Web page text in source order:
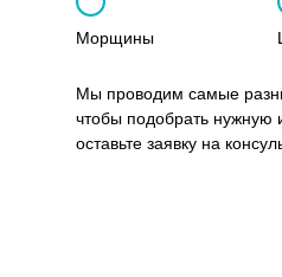
Морщины
Мы проводим самые
чтобы подобрать нужную
оставьте заявку на